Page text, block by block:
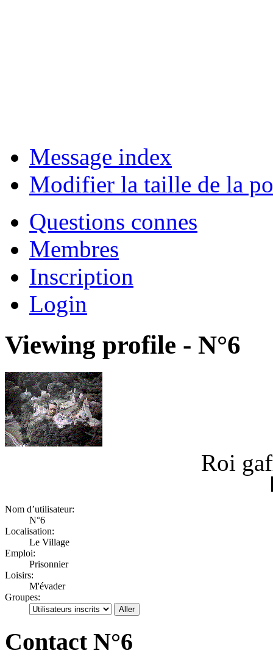
Message index
Modifier la taille de la
Questions connes
Membres
Inscription
Login
Viewing profile - N°6
Roi
Nom d’utilisateur:
N°6
Localisation:
Le Village
Emploi:
Prisonnier
Loisirs:
M'évader
Groupes:
Contact N°6